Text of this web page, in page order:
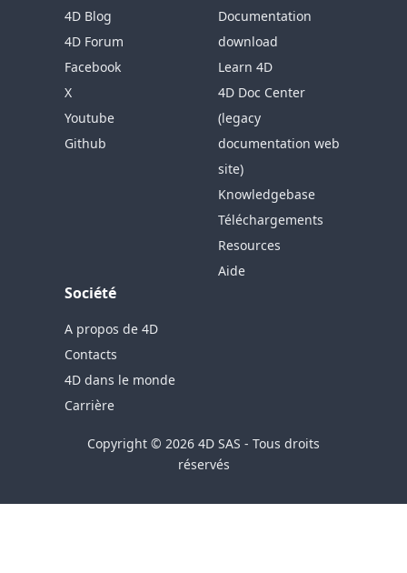
4D Blog
4D Forum
Facebook
X
Youtube
Github
Documentation
download
Learn 4D
4D Doc Center
(legacy
documentation web
site)
Knowledgebase
Téléchargements
Resources
Aide
Société
A propos de 4D
Contacts
4D dans le monde
Carrière
Copyright © 2026 4D SAS - Tous droits
réservés